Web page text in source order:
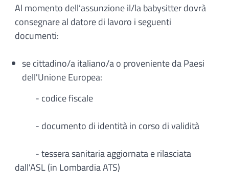
Al momento dell’assunzione il/la babysitter dovrà
consegnare al datore di lavoro i seguenti
documenti:
se cittadino/a italiano/a o proveniente da Paesi
dell'Unione Europea:
- codice fiscale
- documento di identità in corso di validità
- tessera sanitaria aggiornata e rilasciata
dall'ASL (in Lombardia ATS)